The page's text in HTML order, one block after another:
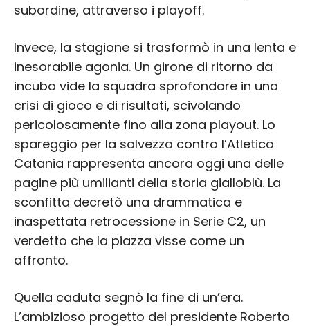
subordine, attraverso i playoff.
Invece, la stagione si trasformò in una lenta e
inesorabile agonia. Un girone di ritorno da
incubo vide la squadra sprofondare in una
crisi di gioco e di risultati, scivolando
pericolosamente fino alla zona playout. Lo
spareggio per la salvezza contro l’Atletico
Catania rappresenta ancora oggi una delle
pagine più umilianti della storia gialloblù. La
sconfitta decretò una drammatica e
inaspettata retrocessione in Serie C2, un
verdetto che la piazza visse come un
affronto.
Quella caduta segnò la fine di un’era.
L’ambizioso progetto del presidente Roberto